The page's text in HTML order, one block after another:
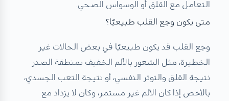
التعامل مع القلق أو الوسواس الصحي.
متى يكون وجع القلب طبيعيًا؟
وجع القلب قد يكون طبيعيًا في بعض الحالات غير
الخطيرة، مثل الشعور بالألم الخفيف بمنطقة الصدر
نتيجة القلق والتوتر النفسي، أو نتيجة التعب الجسدي،
بالأخص إذا كان الألم غير مستمر، وكان لا يزداد مع